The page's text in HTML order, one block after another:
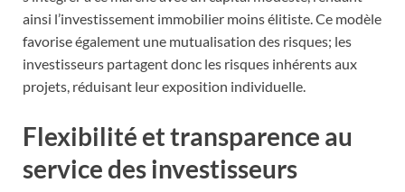
ainsi l’investissement immobilier moins élitiste. Ce modèle
favorise également une mutualisation des risques; les
investisseurs partagent donc les risques inhérents aux
projets, réduisant leur exposition individuelle.
Flexibilité et transparence au
service des investisseurs